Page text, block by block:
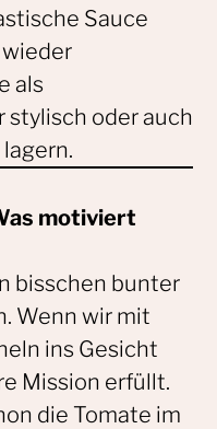
Sauce
als
stylisch oder auch
motiviert
bisschen bunter
Wenn wir mit
ins Gesicht
Mission erfüllt.
die Tomate im